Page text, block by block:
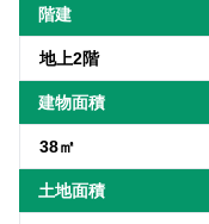
階建
地上2階
建物面積
38㎡
土地面積